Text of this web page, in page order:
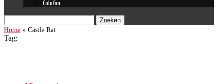
Colofon
Zoeken
Home » Castle Rat
Tag: